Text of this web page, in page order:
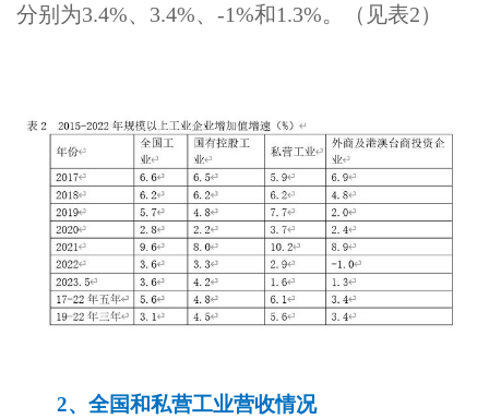
分别为3.4%、3.4%、-1%和1.3%。（见表2）
2、全国和私营工业营收情况